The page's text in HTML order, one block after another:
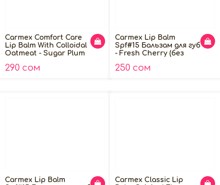
Carmex Comfort Care
Lip Balm With Colloidal
Oatmeat - Sugar Plum
290 сом
Carmex Lip Balm
Spf#15 Бальзам для губ
- Fresh Cherry (без
250 сом
Carmex Lip Balm
Carmex Classic Lip